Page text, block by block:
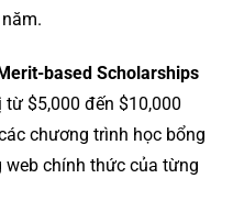
based Scholarships
$5,000 đến $10,000
chương trình học bổng
chính thức của từng